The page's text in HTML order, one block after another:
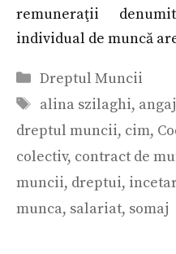
remuneraţii
individual de muncă
Categorii
Dreptul Muncii
Etichete
alina szilaghi,
dreptul muncii, cim,
colectiv, contract de
muncii, dreptui,
munca, salariat, somaj